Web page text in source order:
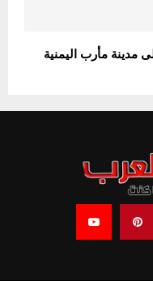
مدينة مأرب اليمنية